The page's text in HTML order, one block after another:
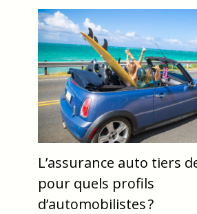
L’assurance auto tiers
pour quels profils
d’automobilistes ?